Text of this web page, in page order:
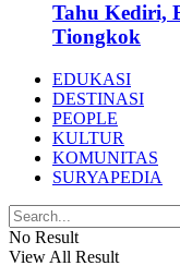
Tahu Kediri,
Tiongkok
EDUKASI
DESTINASI
PEOPLE
KULTUR
KOMUNITAS
SURYAPEDIA
No Result
View All Result